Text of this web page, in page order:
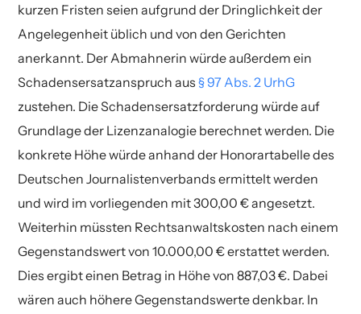
kurzen Fristen seien aufgrund der Dringlichkeit der
Angelegenheit üblich und von den Gerichten
anerkannt. Der Abmahnerin würde außerdem ein
Schadensersatzanspruch aus§ 97 Abs. 2 UrhG
zustehen. Die Schadensersatzforderung würde auf
Grundlage der Lizenzanalogie berechnet werden. Die
konkrete Höhe würde anhand der Honorartabelle des
Deutschen Journalistenverbands ermittelt werden
und wird im vorliegenden mit 300,00 € angesetzt.
Weiterhin müssten Rechtsanwaltskosten nach einem
Gegenstandswert von 10.000,00 € erstattet werden.
Dies ergibt einen Betrag in Höhe von 887,03 €. Dabei
wären auch höhere Gegenstandswerte denkbar. In